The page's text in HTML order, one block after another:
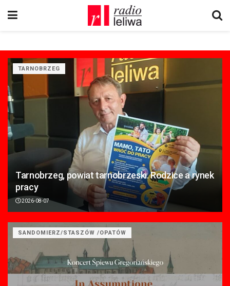
TARNOBRZEG
Tarnobrzeg, powiat tarnobrzeski. Rodzice a rynek
pracy
2026-08-07
SANDOMIERZ/STASZÓW /OPATÓW